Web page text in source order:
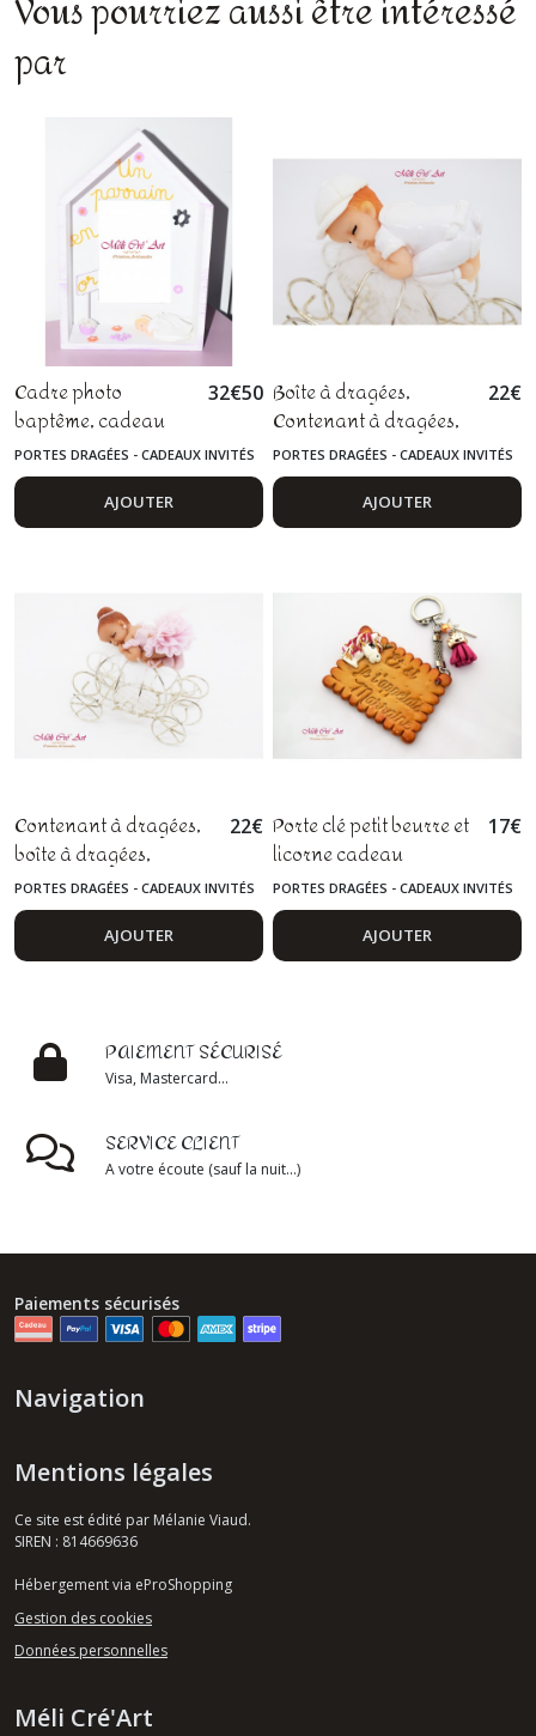
par
Cadre photo
baptême, cadeau
parrain marraine,
bébé, fimo
32€50
PORTES DRAGÉES - CADEAUX INVITÉS
AJOUTER
Boîte à dragées,
Contenant à dragées,
baptême, communion,
cadeau parrain et
marraine, bébé fimo
22€
PORTES DRAGÉES - CADEAUX INVITÉS
AJOUTER
Contenant à dragées,
boîte à dragées,
baptême, communion,
cadeau parrain et
marraine, danseuse,
fimo
22€
PORTES DRAGÉES - CADEAUX INVITÉS
AJOUTER
Porte clé petit beurre et
licorne cadeau
marraine
17€
PORTES DRAGÉES - CADEAUX INVITÉS
AJOUTER
PAIEMENT SÉCURISÉ
Visa, Mastercard...
SERVICE CLIENT
A votre écoute (sauf la nuit...)
Paiements sécurisés
Navigation
Mentions légales
Ce site est édité par Mélanie Viaud.
SIREN : 814669636
Hébergement via eProShopping
Gestion des cookies
Données personnelles
Méli Cré'Art